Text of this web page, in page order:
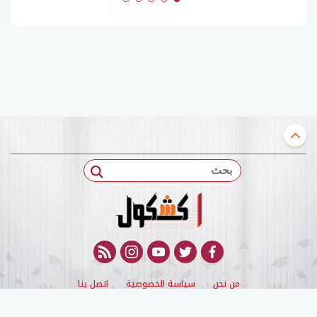
بحث
facebook
twitter
youtube
instagram
rss feed
من نحن سياسة الخصوصية اتصل بنا